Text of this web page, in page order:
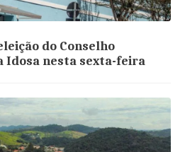
do Conselho
Idosa nesta sexta-feira